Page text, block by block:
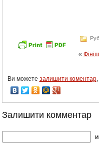
«
Ви можете залишити коментар,
Залишити комментар